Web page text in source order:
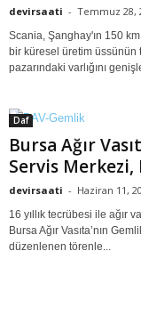
devirsaati - Temmuz 28,
Scania, Şanghay'ın 150
bir küresel üretim
pazarındaki varlığını
Daf
Bursa Ağır
Servis Merkezi,
devirsaati - Haziran 11,
16 yıllık tecrübesi ile ağır
Bursa Ağır Vasıta’nın
düzenlenen törenle...